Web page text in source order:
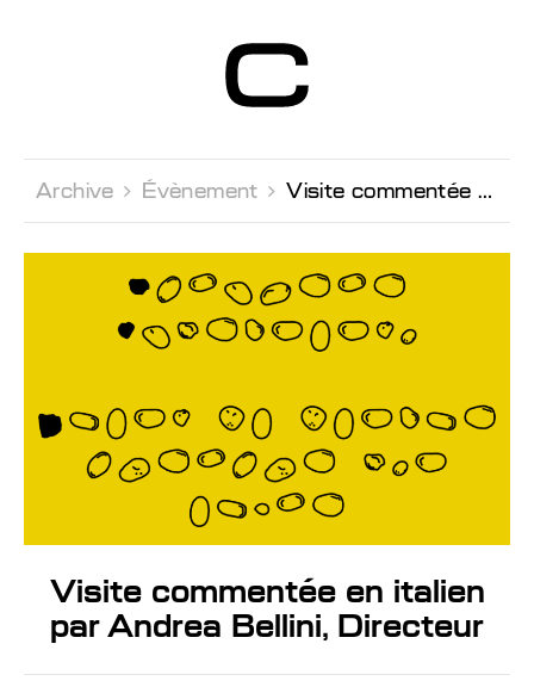
Contemporain
Genève
Archive  Évènement  Visite commentée en italien par Andrea Bellini, Directeur
Visite commentée en italien
par Andrea Bellini, Directeur